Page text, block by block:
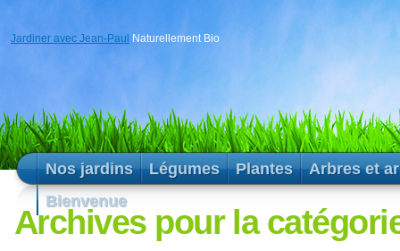
Jardiner avec Jean-Paul Naturellement Bio
Nos jardins Légumes Plantes
Arbres et
Bienvenue
Archives pour la